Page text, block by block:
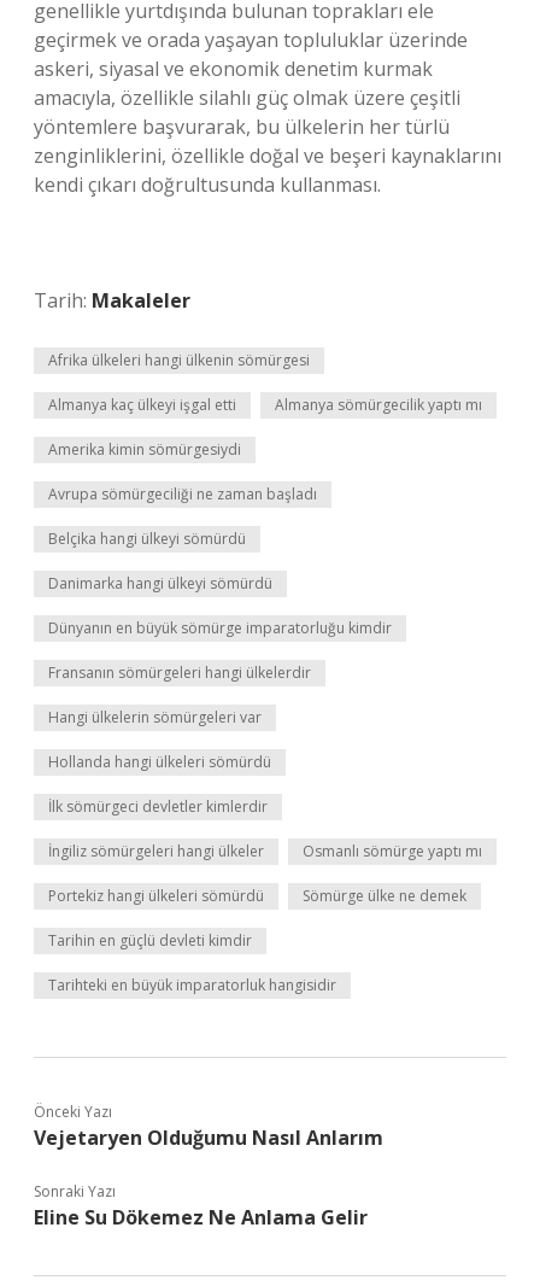
genellikle yurtdışında bulunan toprakları ele
geçirmek ve orada yaşayan topluluklar üzerinde
askeri, siyasal ve ekonomik denetim kurmak
amacıyla, özellikle silahlı güç olmak üzere çeşitli
yöntemlere başvurarak, bu ülkelerin her türlü
zenginliklerini, özellikle doğal ve beşeri kaynaklarını
kendi çıkarı doğrultusunda kullanması.
Tarih: Makaleler
Afrika ülkeleri hangi ülkenin sömürgesi
Almanya kaç ülkeyi işgal etti Almanya sömürgecilik yaptı mı
Amerika kimin sömürgesiydi
Avrupa sömürgeciliği ne zaman başladı
Belçika hangi ülkeyi sömürdü
Danimarka hangi ülkeyi sömürdü
Dünyanın en büyük sömürge imparatorluğu kimdir
Fransanın sömürgeleri hangi ülkelerdir
Hangi ülkelerin sömürgeleri var
Hollanda hangi ülkeleri sömürdü
İlk sömürgeci devletler kimlerdir
İngiliz sömürgeleri hangi ülkeler Osmanlı sömürge yaptı mı
Portekiz hangi ülkeleri sömürdü Sömürge ülke ne demek
Tarihin en güçlü devleti kimdir
Tarihteki en büyük imparatorluk hangisidir
Önceki Yazı
Vejetaryen Olduğumu Nasıl Anlarım
Sonraki Yazı
Eline Su Dökemez Ne Anlama Gelir